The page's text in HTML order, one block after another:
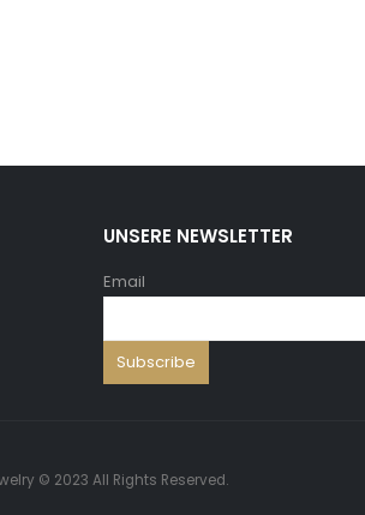
UNSERE NEWSLETTER
Email
© 2023 All Rights Reserved.